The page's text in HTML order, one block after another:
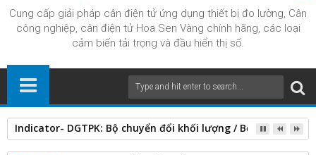
Cung cấp giải pháp cân điện tử ứng dụng thiết bị đo lường, Cân
công nghiệp, cân điện tử Hoa Sen Vàng chính hãng, các loại
cảm biến tải trọng và đầu hiển thị số.
Indicator- DGTPK: Bộ chuyển đổi khối lượng / Bộ chỉ thị kỹ